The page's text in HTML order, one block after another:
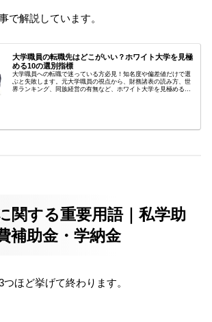
で解説しています。
大学職員の転職先はどこがいい？ホワイト大学を見極
める10の選別指標
大学職員への転職で迷っている方必見！知名度や偏差値だけで選
ぶと失敗します。元大学職員の視点から、財務諸表の読み方、世
界ランキング、同族経営の有無など、ホワイト大学を見極める10
関する重要用語｜私学助
補助金・学納金
ほど挙げて終わります。